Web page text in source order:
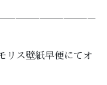
ス壁紙早便にてオ